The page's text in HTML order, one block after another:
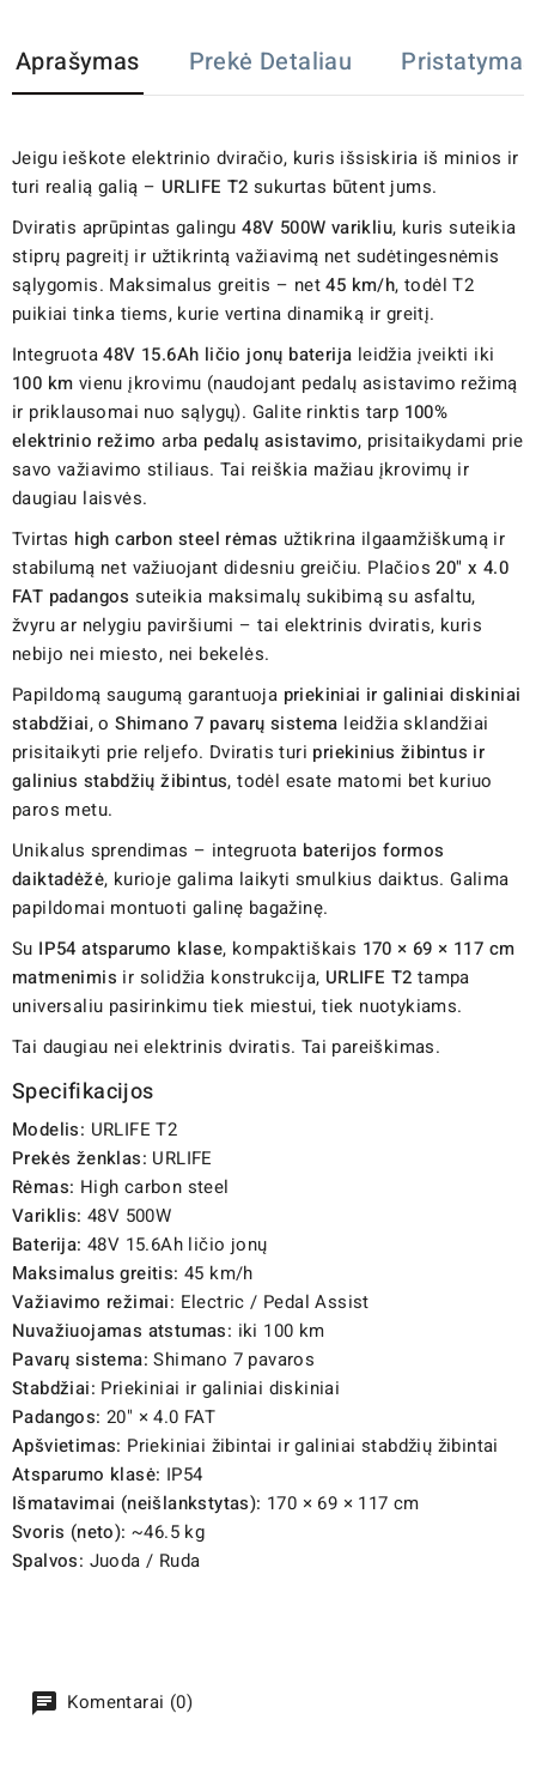
Aprašymas Prekė Detaliau Pristatymas
Jeigu ieškote elektrinio dviračio, kuris išsiskiria iš minios ir
turi realią galią – URLIFE T2 sukurtas būtent jums.
Dviratis aprūpintas galingu48V 500W varikliu, kuris suteikia
stiprų pagreitį ir užtikrintą važiavimą net sudėtingesnėmis
sąlygomis. Maksimalus greitis – net45 km/h, todėl T2
puikiai tinka tiems, kurie vertina dinamiką ir greitį.
Integruota48V 15.6Ah ličio jonų baterija leidžia įveikti iki
100 km vienu įkrovimu (naudojant pedalų asistavimo režimą
ir priklausomai nuo sąlygų). Galite rinktis tarp 100%
elektrinio režimo arba pedalų asistavimo, prisitaikydami prie
savo važiavimo stiliaus. Tai reiškia mažiau įkrovimų ir
daugiau laisvės.
Tvirtas high carbon steel rėmas užtikrina ilgaamžiškumą ir
stabilumą net važiuojant didesniu greičiu. Plačios20" x 4.0
FAT padangos suteikia maksimalų sukibimą su asfaltu,
žvyru ar nelygiu paviršiumi – tai elektrinis dviratis, kuris
nebijo nei miesto, nei bekelės.
Papildomą saugumą garantuoja priekiniai ir galiniai diskiniai
stabdžiai, oShimano 7 pavarų sistema leidžia sklandžiai
prisitaikyti prie reljefo. Dviratis turi priekinius žibintus ir
galinius stabdžių žibintus, todėl esate matomi bet kuriuo
paros metu.
Unikalus sprendimas – integruota baterijos formos
daiktadėžė, kurioje galima laikyti smulkius daiktus. Galima
papildomai montuoti galinę bagažinę.
Su IP54 atsparumo klase, kompaktiškais 170 × 69 × 117 cm
matmenimis ir solidžia konstrukcija, URLIFE T2 tampa
universaliu pasirinkimu tiek miestui, tiek nuotykiams.
Tai daugiau nei elektrinis dviratis. Tai pareiškimas.
Specifikacijos
Modelis: URLIFE T2
Prekės ženklas: URLIFE
Rėmas: High carbon steel
Variklis: 48V 500W
Baterija: 48V 15.6Ah ličio jonų
Maksimalus greitis: 45 km/h
Važiavimo režimai: Electric / Pedal Assist
Nuvažiuojamas atstumas: iki 100 km
Pavarų sistema: Shimano 7 pavaros
Stabdžiai: Priekiniai ir galiniai diskiniai
Padangos: 20" × 4.0 FAT
Apšvietimas: Priekiniai žibintai ir galiniai stabdžių žibintai
Atsparumo klasė: IP54
Išmatavimai (neišlankstytas): 170 × 69 × 117 cm
Svoris (neto): ~46.5 kg
Spalvos: Juoda / Ruda
Komentarai (0)